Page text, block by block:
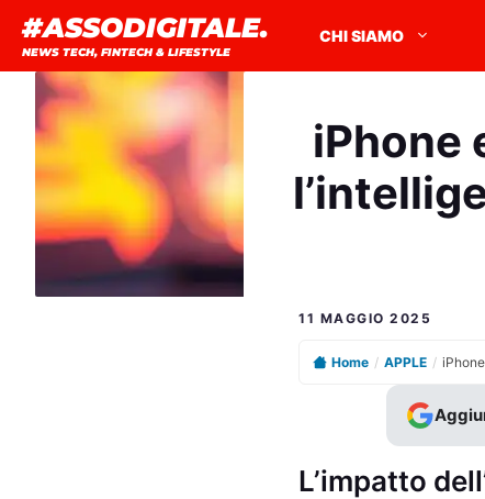
contenuto
#ASSODIGITALE.
NEWS TECH, FINTECH & LIFESTYLE
CHI SIAMO
iPhone
11 MAGGIO 2025
Home / APPLE /
L’impatto